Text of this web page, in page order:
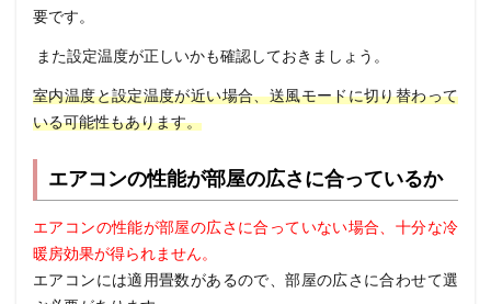
要です。
また設定温度が正しいかも確認しておきましょう。
室内温度と設定温度が近い場合、送風モードに切り替わって
いる可能性もあります。
エアコンの性能が部屋の広さに合っているか
エアコンの性能が部屋の広さに合っていない場合、十分な冷
暖房効果が得られません。
エアコンには適用畳数があるので、部屋の広さに合わせて選